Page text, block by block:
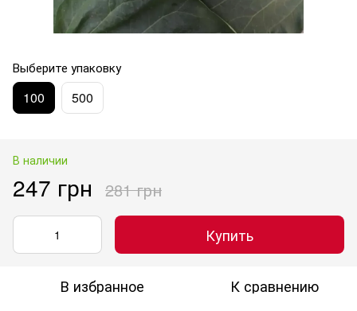
Выберите упаковку
100 500
В наличии
247 грн 281 грн
Купить
В избранное К сравнению